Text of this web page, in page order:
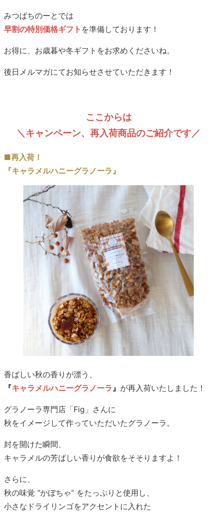
みつばちのーとでは
早割の特別価格ギフト を準備しております！
お得に、お歳暮や冬ギフトをお求めくださいね。
後日メルマガにてお知らせさせていただきます！
ここからは
＼キャンペーン、再入荷商品のご紹介です／
■再入荷！
『キャラメルハニーグラノーラ』
香ばしい秋の香りが漂う、
『キャラメルハニーグラノーラ 』 が再入荷いたしました！
グラノーラ専門店「Fig」さんに
秋をイメージして作っていただいたグラノーラ。
封を開けた瞬間、
キャラメルの芳ばしい香りが食欲をそそりますよ！
さらに、
秋の味覚 “かぼちゃ” をたっぷりと使用し、
小さなドライリンゴをアクセントに入れた